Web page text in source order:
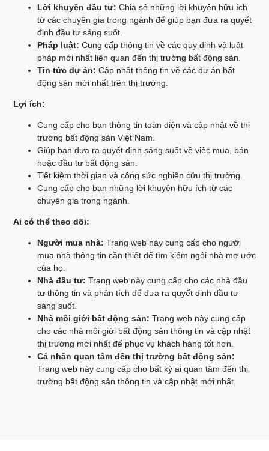
Lời khuyên đầu tư: Chia sẻ những lời khuyên hữu ích
từ các chuyên gia trong ngành để giúp bạn đưa ra quyết
định đầu tư sáng suốt.
Pháp luật: Cung cấp thông tin về các quy định và luật
pháp mới nhất liên quan đến thị trường bất động sản.
Tin tức dự án: Cập nhật thông tin về các dự án bất
động sản mới nhất trên thị trường.
Lợi ích:
Cung cấp cho bạn thông tin toàn diện và cập nhật về thị
trường bất động sản Việt Nam.
Giúp bạn đưa ra quyết định sáng suốt về việc mua, bán
hoặc đầu tư bất động sản.
Tiết kiệm thời gian và công sức nghiên cứu thị trường.
Cung cấp cho bạn những lời khuyên hữu ích từ các
chuyên gia trong ngành.
Ai có thể theo dõi:
Người mua nhà: Trang web này cung cấp cho người
mua nhà thông tin cần thiết để tìm kiếm ngôi nhà mơ ước
của họ.
Nhà đầu tư: Trang web này cung cấp cho các nhà đầu
tư thông tin và phân tích để đưa ra quyết định đầu tư
sáng suốt.
Nhà môi giới bất động sản: Trang web này cung cấp
cho các nhà môi giới bất động sản thông tin và cập nhật
thị trường mới nhất để phục vụ khách hàng tốt hơn.
Cá nhân quan tâm đến thị trường bất động sản:
Trang web này cung cấp cho bất kỳ ai quan tâm đến thị
trường bất động sản thông tin và cập nhật mới nhất.